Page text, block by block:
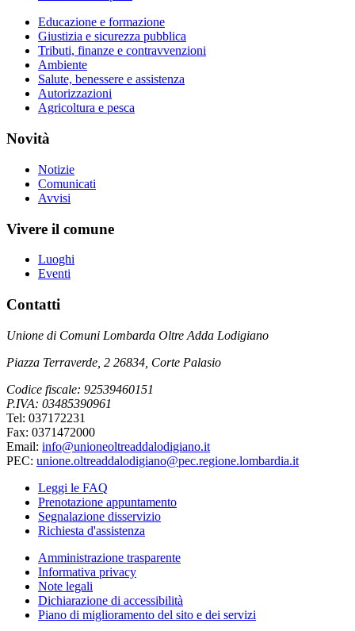
Educazione e formazione
Giustizia e sicurezza pubblica
Tributi, finanze e contravvenzioni
Ambiente
Salute, benessere e assistenza
Autorizzazioni
Agricoltura e pesca
Novità
Notizie
Comunicati
Avvisi
Vivere il comune
Luoghi
Eventi
Contatti
Unione di Comuni Lombarda Oltre Adda Lodigiano
Piazza Terraverde, 2 26834, Corte Palasio
Codice fiscale: 92539460151
P.IVA: 03485390961
Tel: 037172231
Fax: 0371472000
Email: info@unioneoltreaddalodigiano.it
PEC: unione.oltreaddalodigiano@pec.regione.lombardia.it
Leggi le FAQ
Prenotazione appuntamento
Segnalazione disservizio
Richiesta d'assistenza
Amministrazione trasparente
Informativa privacy
Note legali
Dichiarazione di accessibilità
Piano di miglioramento del sito e dei servizi